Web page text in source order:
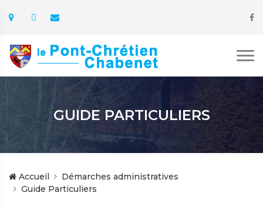
GUIDE PARTICULIERS
Accueil
Démarches administratives
Guide Particuliers